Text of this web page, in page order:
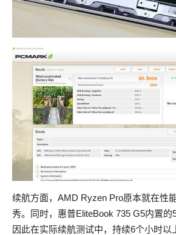
续航方面，AMD Ryzen Pro原本就在性
秀。同时，惠普EliteBook 735 G5内置的
因此在实际续航测试中，持续6个小时以